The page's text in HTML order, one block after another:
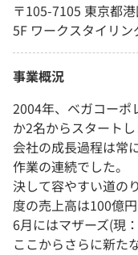
〒105-7105 東京都
5F ワークスタイリン
事業概況
2004年、ベガコーポ
か2名からスタートし
会社の成長過程は常
作業の連続でした。
決して容やすい道の
度の売上高は100億
6月にはマザーズ(現
ここからさらに新た